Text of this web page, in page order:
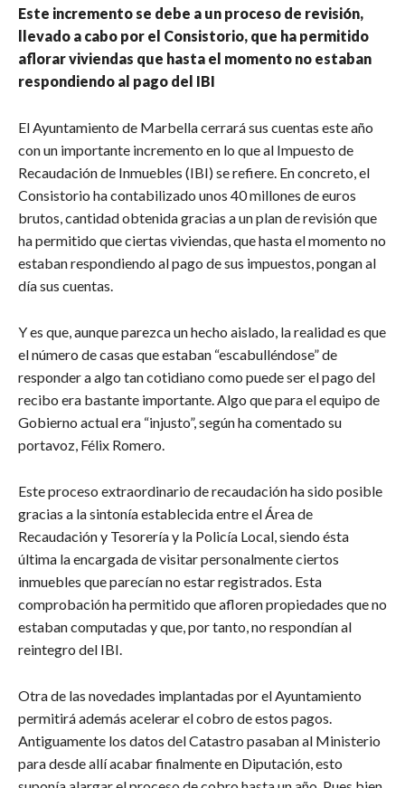
Este incremento se debe a un proceso de revisión,
llevado a cabo por el Consistorio, que ha permitido
aflorar viviendas que hasta el momento no estaban
respondiendo al pago del IBI
El Ayuntamiento de Marbella cerrará sus cuentas este año
con un importante incremento en lo que al Impuesto de
Recaudación de Inmuebles (IBI) se refiere. En concreto, el
Consistorio ha contabilizado unos 40 millones de euros
brutos, cantidad obtenida gracias a un plan de revisión que
ha permitido que ciertas viviendas, que hasta el momento no
estaban respondiendo al pago de sus impuestos, pongan al
día sus cuentas.
Y es que, aunque parezca un hecho aislado, la realidad es que
el número de casas que estaban “escabulléndose” de
responder a algo tan cotidiano como puede ser el pago del
recibo era bastante importante. Algo que para el equipo de
Gobierno actual era “injusto”, según ha comentado su
portavoz, Félix Romero.
Este proceso extraordinario de recaudación ha sido posible
gracias a la sintonía establecida entre el Área de
Recaudación y Tesorería y la Policía Local, siendo ésta
última la encargada de visitar personalmente ciertos
inmuebles que parecían no estar registrados. Esta
comprobación ha permitido que afloren propiedades que no
estaban computadas y que, por tanto, no respondían al
reintegro del IBI.
Otra de las novedades implantadas por el Ayuntamiento
permitirá además acelerar el cobro de estos pagos.
Antiguamente los datos del Catastro pasaban al Ministerio
para desde allí acabar finalmente en Diputación, esto